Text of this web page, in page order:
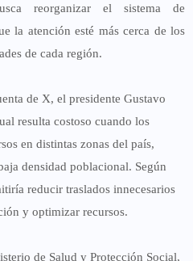
reorganizar el sistema de
la atención esté más cerca de los
de cada región.
de X, el presidente Gustavo
resulta costoso cuando los
en distintas zonas del país,
densidad poblacional. Según
reducir traslados innecesarios
y optimizar recursos.
de Salud y Protección Social,